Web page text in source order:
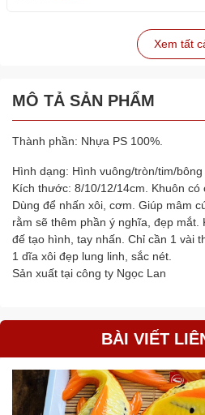
Xem tất
MÔ TẢ SẢN PHẨM
Thành phần: Nhựa PS 100%.
Hình dạng: Hình vuông/tròn/tim/bông
Kích thước: 8/10/12/14cm. Khuôn có
Dùng để nhấn xôi, cơm. Giúp mâm
rằm sẽ thêm phần ý nghĩa, đẹp mắt.
đế tạo hình, tay nhấn. Chỉ cần 1 vài
1 dĩa xôi đẹp lung linh, sắc nét.
Sản xuất tại công ty Ngọc Lan
BÀI VIẾT